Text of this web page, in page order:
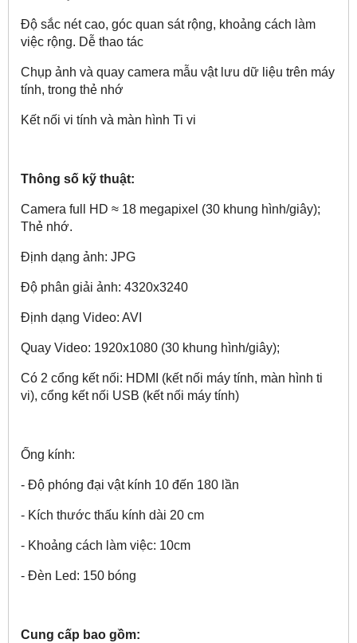
Độ sắc nét cao, góc quan sát rộng, khoảng cách làm
việc rộng. Dễ thao tác
Chụp ảnh và quay camera mẫu vật lưu dữ liệu trên máy
tính, trong thẻ nhớ
Kết nối vi tính và màn hình Ti vi
Thông số kỹ thuật:
Camera full HD ≈ 18 megapixel (30 khung hình/giây);
Thẻ nhớ.
Định dạng ảnh: JPG
Độ phân giải ảnh: 4320x3240
Định dạng Video: AVI
Quay Video: 1920x1080 (30 khung hình/giây);
Có 2 cổng kết nối: HDMI (kết nối máy tính, màn hình ti
vi), cổng kết nối USB (kết nối máy tính)
Ống kính:
- Độ phóng đại vật kính 10 đến 180 lần
- Kích thước thấu kính dài 20 cm
- Khoảng cách làm việc: 10cm
- Đèn Led: 150 bóng
Cung cấp bao gồm: